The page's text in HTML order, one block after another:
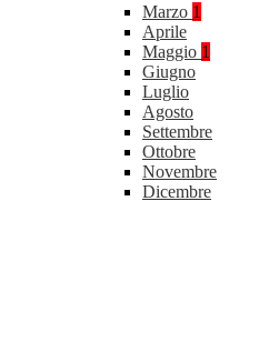
Marzo 1
Aprile
Maggio 1
Giugno
Luglio
Agosto
Settembre
Ottobre
Novembre
Dicembre